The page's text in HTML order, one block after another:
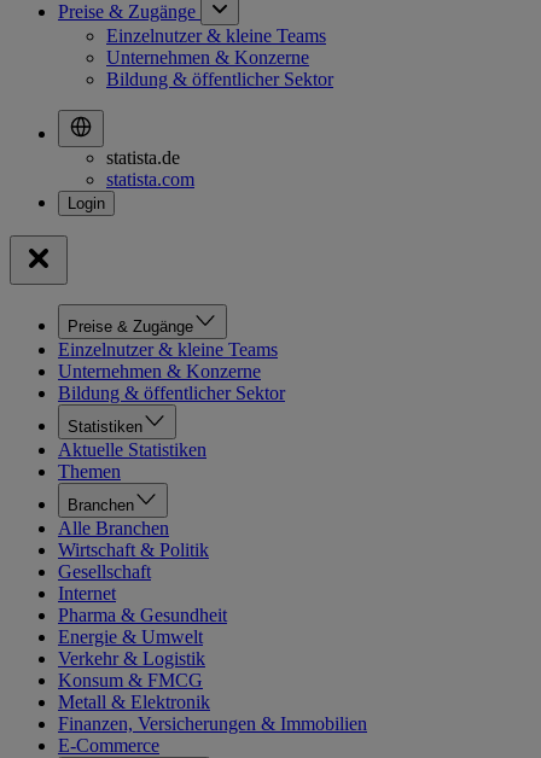
Preise & Zugänge
Einzelnutzer & kleine Teams
Unternehmen & Konzerne
Bildung & öffentlicher Sektor
statista.de
statista.com
Preise & Zugänge
Einzelnutzer & kleine Teams
Unternehmen & Konzerne
Bildung & öffentlicher Sektor
Statistiken
Aktuelle Statistiken
Themen
Branchen
Alle Branchen
Wirtschaft & Politik
Gesellschaft
Internet
Pharma & Gesundheit
Energie & Umwelt
Verkehr & Logistik
Konsum & FMCG
Metall & Elektronik
Finanzen, Versicherungen & Immobilien
E-Commerce